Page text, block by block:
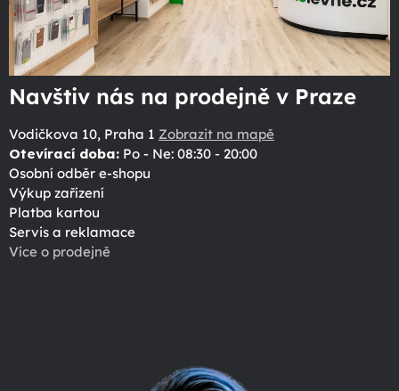
Navštiv nás na prodejně v Praze
Vodičkova 10, Praha 1 Zobrazit na mapě
Otevírací doba: Po - Ne: 08:30 - 20:00
Osobní odběr e-shopu
Výkup zařízení
Platba kartou
Servis a reklamace
Více o prodejně